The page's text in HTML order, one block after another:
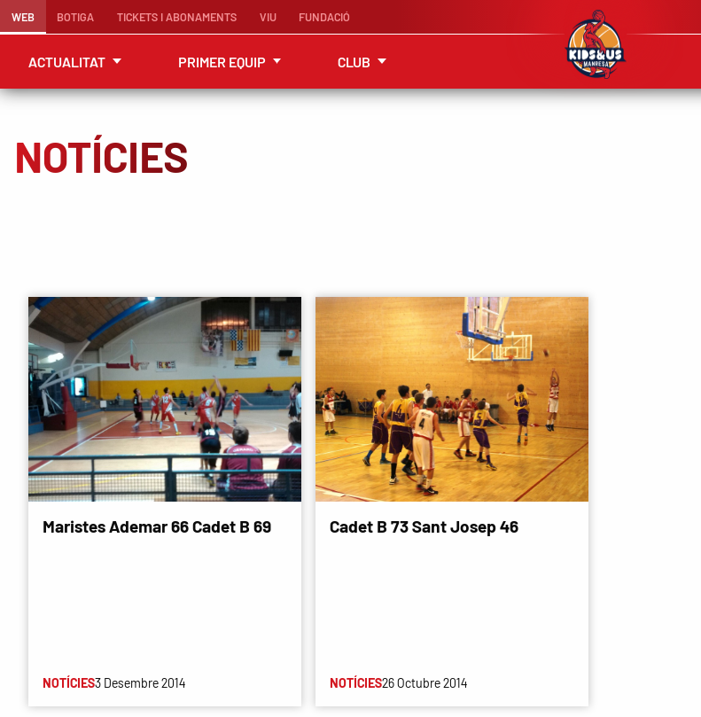
WEB BOTIGA TICKETS I ABONAMENTS VIU FUNDACIÓ
ACTUALITAT PRIMER EQUIP CLUB
NOTÍCIES
Maristes Ademar 66 Cadet B 69
NOTÍCIES3 Desembre 2014
Cadet B 73 Sant Josep 46
NOTÍCIES26 Octubre 2014